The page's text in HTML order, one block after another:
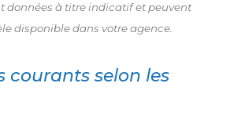
données à titre indicatif et peuvent
disponible dans votre agence.
courants selon les